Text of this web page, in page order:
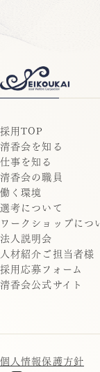
採用TOP
清香会を知る
仕事を知る
清香会の職員
働く環境
選考について
ワークショップにつ
法人説明会
人材紹介ご担当者様
採用応募フォーム
清香会公式サイト
個人情報保護方針